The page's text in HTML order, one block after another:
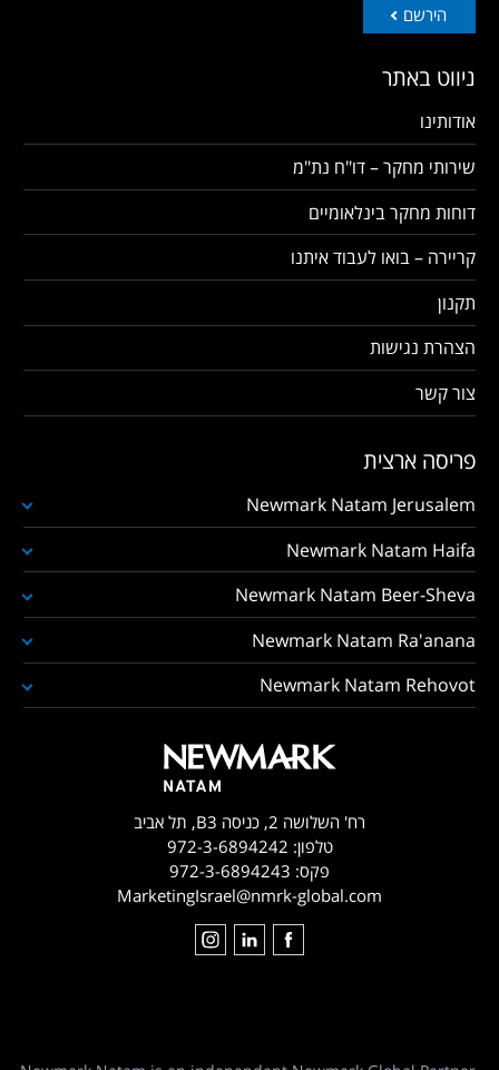
הירשם
ניווט באתר
אודותינו
שירותי מחקר – דו"ח נת"מ
דוחות מחקר בינלאומיים
קריירה – בואו לעבוד איתנו
תקנון
הצהרת נגישות
צור קשר
פריסה ארצית
Newmark Natam Jerusalem
Newmark Natam Haifa
Newmark Natam Beer-Sheva
Newmark Natam Ra'anana
Newmark Natam Rehovot
רח' השלושה 2, כניסה B3, תל אביב
טלפון: 972-3-6894242
פקס: 972-3-6894243
MarketingIsrael@nmrk-global.com